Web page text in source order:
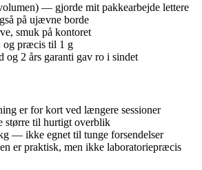
— gjorde mit pakkearbejde lettere
på ujævne borde
smuk på kontoret
præcis til 1 g
og 2 års garanti gav ro i sindet
er for kort ved længere sessioner
større til hurtigt overblik
— ikke egnet til tunge forsendelser
er praktisk, men ikke laboratoriepræcis